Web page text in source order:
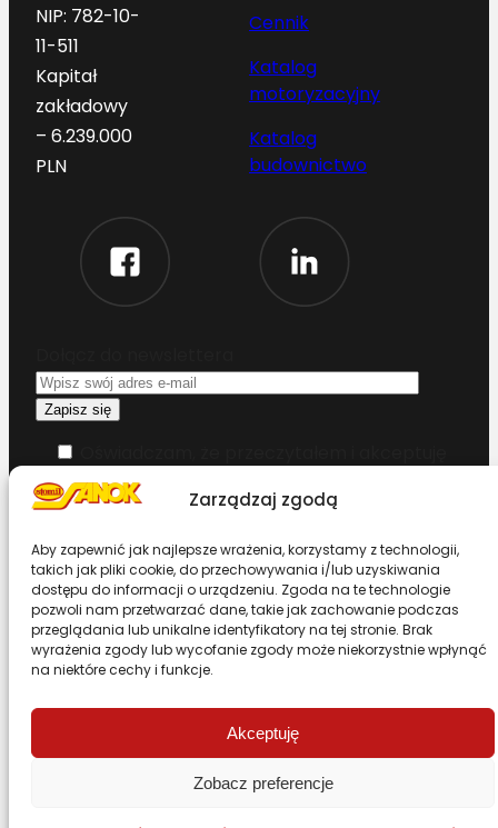
Zarządzaj zgodą
Aby zapewnić jak najlepsze wrażenia, korzystamy z technologii,
takich jak pliki cookie, do przechowywania i/lub uzyskiwania
dostępu do informacji o urządzeniu. Zgoda na te technologie
pozwoli nam przetwarzać dane, takie jak zachowanie podczas
przeglądania lub unikalne identyfikatory na tej stronie. Brak
wyrażenia zgody lub wycofanie zgody może niekorzystnie wpłynąć
na niektóre cechy i funkcje.
Akceptuję
Zobacz preferencje
NIP: 782-10-
11-511
Kapitał
zakładowy
– 6.239.000
PLN
Cennik
Katalog
motoryzacyjny
Katalog
budownictwo
warunki korzystania z serwisu
Design & Code by Foxstudio.eu
Przewiń stronę do góry